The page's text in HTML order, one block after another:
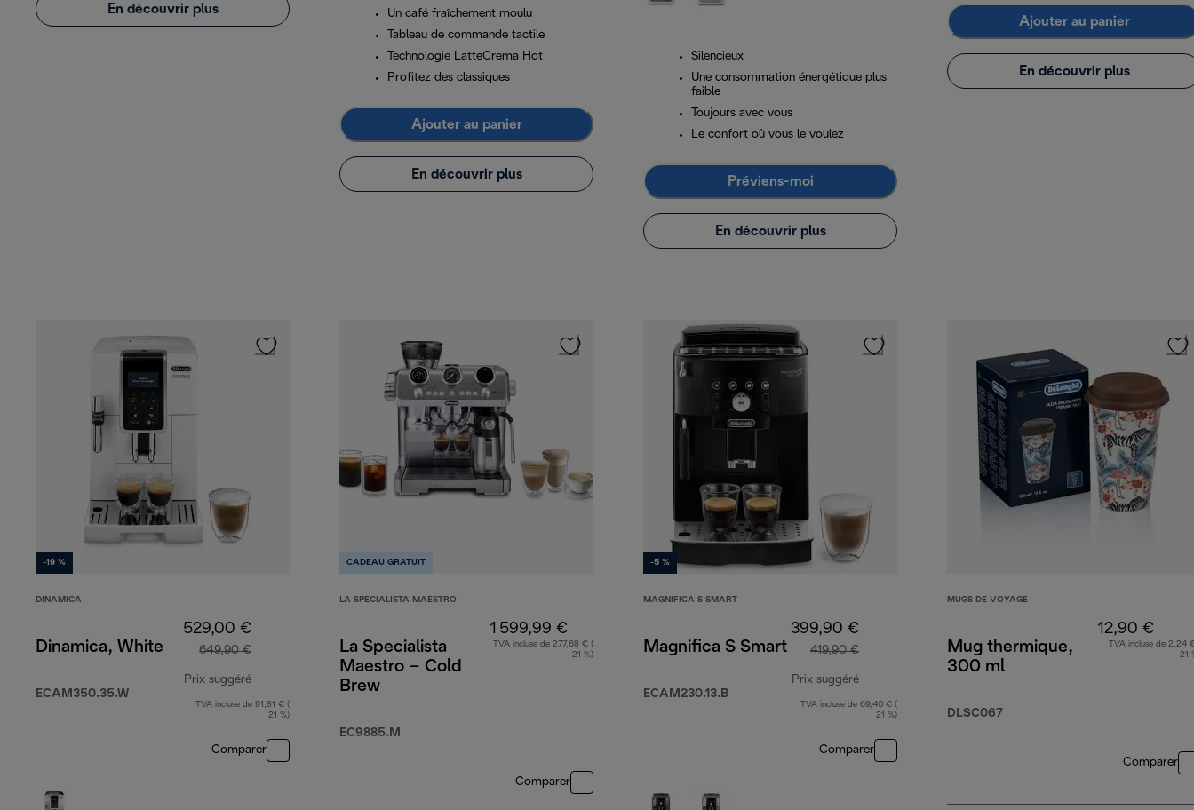
En découvrir plus
Un café fraîchement moulu
Tableau de commande tactile
Technologie LatteCrema Hot
Profitez des classiques
Ajouter au panier
En découvrir plus
Silencieux
Une consommation énergétique plus
faible
Toujours avec vous
Le confort où vous le voulez
Préviens-moi
En découvrir plus
Ajouter au panier
En découvrir plus
-19 %
DINAMICA
Dinamica, White
ECAM350.35.W
529,00 €
649,90 €
Prix suggéré
prix original 649,90 €
TVA incluse de 91,81 € (
21 %)
Comparer
CADEAU GRATUIT
LA SPECIALISTA MAESTRO
La Specialista
Maestro – Cold
Brew
EC9885.M
1 599,99 €
TVA incluse de 277,68 € (
21 %)
Comparer
-5 %
MAGNIFICA S SMART
Magnifica S Smart
ECAM230.13.B
399,90 €
419,90 €
Prix suggéré
prix original 419,90 €
TVA incluse de 69,40 € (
21 %)
Comparer
MUGS DE VOYAGE
Mug thermique,
300 ml
DLSC067
12,90 €
TVA incluse de 2,24
21
Comparer